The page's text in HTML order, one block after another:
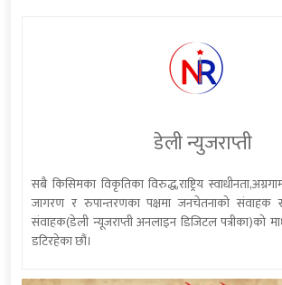
डेली न्युजराप्ती
सबै किसिमका विकृतिका विरुद्ध,राष्ट्रिय
जागरण र रुपान्तरणका पक्षमा जनचेतनाको संवाहक
संवाहक(डेली न्यूजराप्ती अनलाइन डिजिटल पत्रीका)को
डटिरहेका छौं।